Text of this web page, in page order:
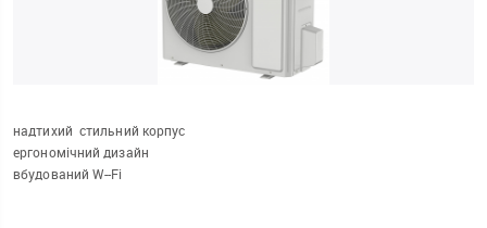
надтихий стильний корпус
ергономічний дизайн
вбудований W--Fi